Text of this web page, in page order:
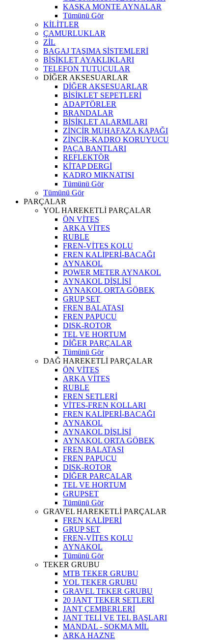
KASKA MONTE AYNALAR
Tümünü Gör
KİLİTLER
ÇAMURLUKLAR
ZİL
BAGAJ TAŞIMA SİSTEMLERİ
BİSİKLET AYAKLIKLARI
TELEFON TUTUCULAR
DİĞER AKSESUARLAR
DİĞER AKSESUARLAR
BİSİKLET SEPETLERİ
ADAPTÖRLER
BRANDALAR
BİSİKLET ALARMLARI
ZİNCİR MUHAFAZA KAPAĞI
ZİNCİR-KADRO KORUYUCU
PAÇA BANTLARI
REFLEKTÖR
KİTAP DERGİ
KADRO MIKNATISI
Tümünü Gör
Tümünü Gör
PARÇALAR
YOL HAREKETLİ PARÇALAR
ÖN VİTES
ARKA VİTES
RUBLE
FREN-VİTES KOLU
FREN KALİPERİ-BACAĞI
AYNAKOL
POWER METER AYNAKOL
AYNAKOL DİŞLİSİ
AYNAKOL ORTA GÖBEK
GRUP SET
FREN BALATASI
FREN PAPUCU
DISK-ROTOR
TEL VE HORTUM
DİĞER PARÇALAR
Tümünü Gör
DAĞ HAREKETLİ PARÇALAR
ÖN VİTES
ARKA VİTES
RUBLE
FREN SETLERİ
VİTES-FREN KOLLARI
FREN KALİPERİ-BACAĞI
AYNAKOL
AYNAKOL DİŞLİSİ
AYNAKOL ORTA GÖBEK
FREN BALATASI
FREN PAPUCU
DISK-ROTOR
DİĞER PARÇALAR
TEL VE HORTUM
GRUPSET
Tümünü Gör
GRAVEL HAREKETLİ PARÇALAR
FREN KALİPERİ
GRUP SET
FREN-VİTES KOLU
AYNAKOL
Tümünü Gör
TEKER GRUBU
MTB TEKER GRUBU
YOL TEKER GRUBU
GRAVEL TEKER GRUBU
20 JANT TEKER SETLERİ
JANT ÇEMBERLERİ
JANT TELİ VE TEL BAŞLARI
MANDAL - SOKMA MİL
ARKA HAZNE